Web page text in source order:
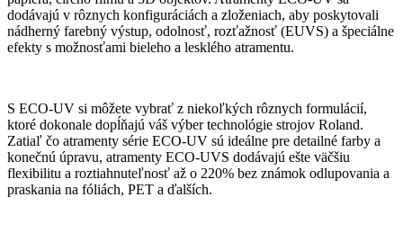
dodávajú v rôznych konfiguráciách a zloženiach, aby poskytovali
nádherný farebný výstup, odolnosť, rozťažnosť (EUVS) a špeciálne
efekty s možnosťami bieleho a lesklého atramentu.
S ECO-UV si môžete vybrať z niekoľkých rôznych formulácií,
ktoré dokonale dopĺňajú váš výber technológie strojov Roland.
Zatiaľ čo atramenty série ECO-UV sú ideálne pre detailné farby a
konečnú úpravu, atramenty ECO-UVS dodávajú ešte väčšiu
flexibilitu a roztiahnuteľnosť až o 220% bez známok odlupovania a
praskania na fóliách, PET a ďalších.